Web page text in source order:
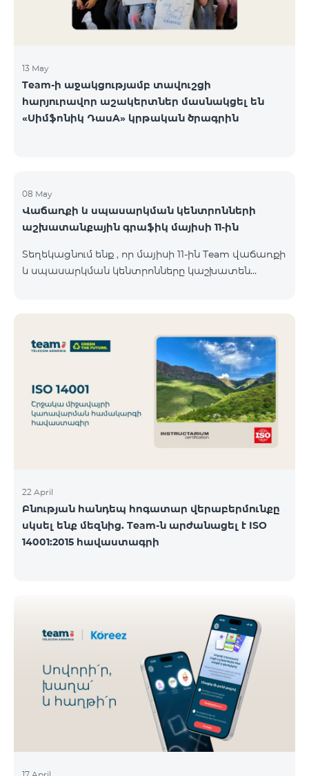
13 May
Team-ի աջակցությամբ տավուշցի
հարյուրավոր աշակերտներ մասնակցել են
«Սիմֆոնիկ ԴասA» կրթական ծրագրին
08 May
Վաճառքի և սպասարկման կենտրոնների
աշխատանքային գրաֆիկ մայիսի 11-ին
Տեղեկացնում ենք , որ մայիսի 11-ին Team վաճառքի
և սպասարկման կենտրոնները կաշխատեն
Բնականուն գրաֆիկը Մայիսի 11-ի փոփոխված
գրաֆիկը Երևան Կիլիկիա 09:00-18:00 09:00-17:00
Երևան Անդրանիկ 09:00-18:00 09:00-17:00 Երևան
ՀԱԹ 09:00-20:00 09:00-17:00 Երևան Ազատություն
09:00-19:00 09:00-17:00 Երևան Կոմիտաս 1 09:00-
19:00 09:00-17:00 Երևան Դավիթաշեն 09:00-20:00
22 April
Բնության հանդեպ հոգատար վերաբերմունքը
սկսել ենք մեզնից. Team-ն արժանացել է ISO
14001:2015 հավաստագրի